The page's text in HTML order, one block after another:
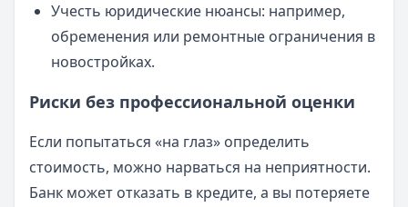
Учесть юридические нюансы: например,
обременения или ремонтные ограничения в
новостройках.
Риски без профессиональной оценки
Если попытаться «на глаз» определить
стоимость, можно нарваться на неприятности.
Банк может отказать в кредите, а вы потеряете